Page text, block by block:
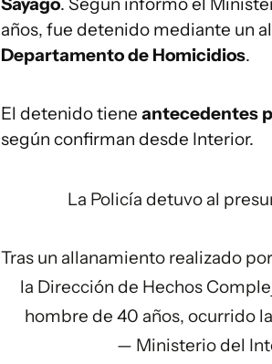
años, fue detenido mediante un
Departamento de Homicidios.
El detenido tiene antecedentes
según confirman desde Interior.
La Policía detuvo al
Tras un allanamiento realizado
la Dirección de Hechos
hombre de 40 años, ocurrido
— Ministerio del